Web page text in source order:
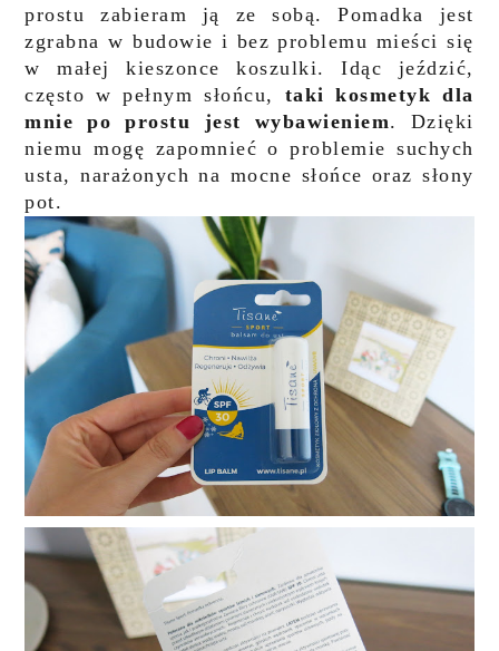
prostu zabieram ją ze sobą. Pomadka jest
zgrabna w budowie i bez problemu mieści się
w małej kieszonce koszulki. Idąc jeździć,
często w pełnym słońcu, taki kosmetyk dla
mnie po prostu jest wybawieniem. Dzięki
niemu mogę zapomnieć o problemie suchych
usta, narażonych na mocne słońce oraz słony
pot.